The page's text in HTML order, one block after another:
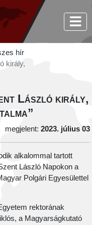
hír
király,
László király,
megjelent: 2023. július 03
alkalommal tartott
László Napokon a
Polgári Egyesülettel
rektorának
a Magyarságkutató